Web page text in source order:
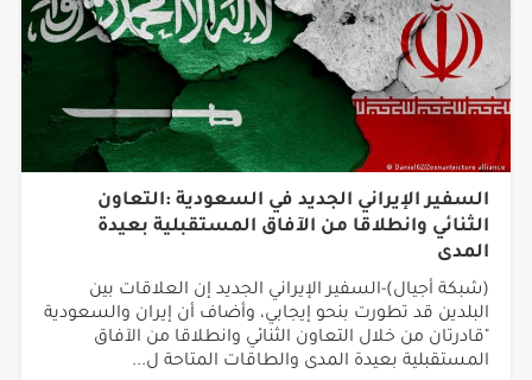
السفير الإيراني الجديد في السعودية :التعاون
الثنائي وانطلاقا من الآفاق المستقبلية بعيدة
المدى
(شبكة أجيال)-السفير الإيراني الجديد إن العلاقات بين
البلدين قد تطورت بنحو إيجابي، وأضاف أن إيران والسعودية
"قادرتان من خلال التعاون الثنائي وانطلاقا من الآفاق
المستقبلية بعيدة المدى والطاقات المتاحة ل...